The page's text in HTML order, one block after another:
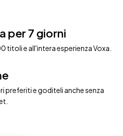
per 7 giorni
titoli e all'intera esperienza Voxa.
preferiti e goditeli anche senza